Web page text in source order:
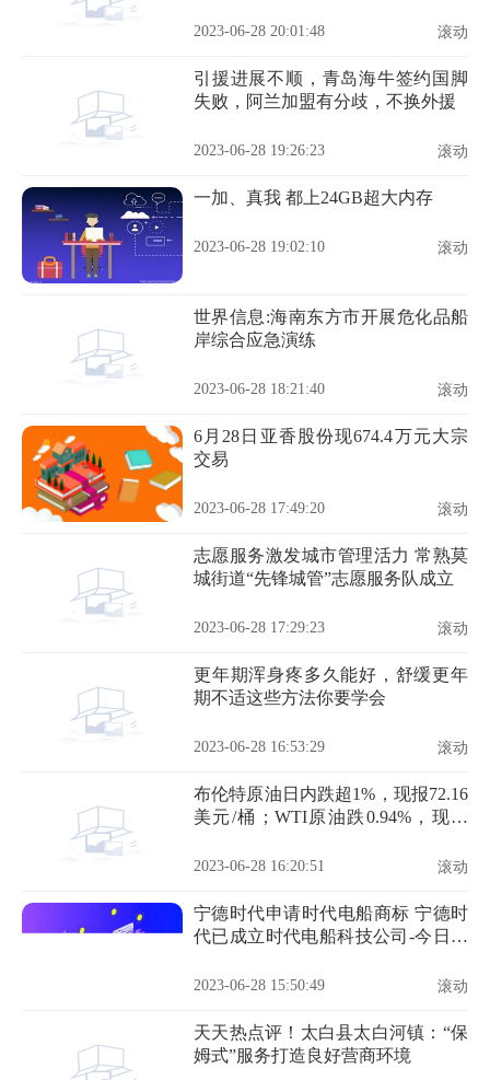
种
2023-06-28 20:01:48 滚动
引援进展不顺，青岛海牛签约国脚
失败，阿兰加盟有分歧，不换外援
2023-06-28 19:26:23 滚动
一加、真我 都上24GB超大内存
2023-06-28 19:02:10 滚动
世界信息:海南东方市开展危化品船
岸综合应急演练
2023-06-28 18:21:40 滚动
6月28日亚香股份现674.4万元大宗
交易
2023-06-28 17:49:20 滚动
志愿服务激发城市管理活力 常熟莫
城街道“先锋城管”志愿服务队成立
2023-06-28 17:29:23 滚动
更年期浑身疼多久能好，舒缓更年
期不适这些方法你要学会
2023-06-28 16:53:29 滚动
布伦特原油日内跌超1%，现报72.16
美元/桶；WTI原油跌0.94%，现报
2023-06-28 16:20:51 滚动
宁德时代申请时代电船商标 宁德时
代已成立时代电船科技公司-今日热
2023-06-28 15:50:49 滚动
天天热点评！太白县太白河镇：“保
姆式”服务打造良好营商环境